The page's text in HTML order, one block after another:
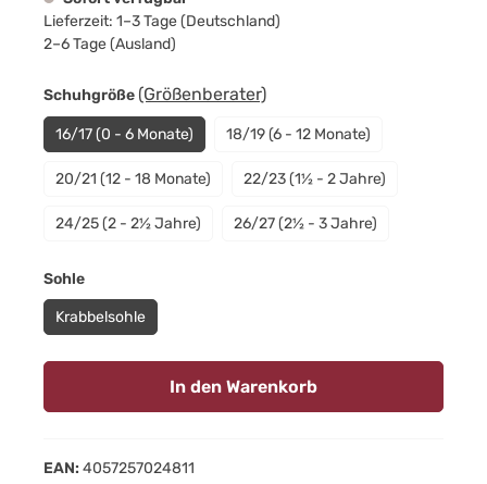
Lieferzeit: 1–3 Tage (Deutschland)
2–6 Tage (Ausland)
Schuhgrößeauswählen
(Größenberater)
16/17 (0 - 6 Monate) 18/19 (6 - 12 Monate)
20/21 (12 - 18 Monate) 22/23 (1½ - 2 Jahre)
24/25 (2 - 2½ Jahre) 26/27 (2½ - 3 Jahre)
Sohleauswählen
Krabbelsohle
In den Warenkorb
EAN: 4057257024811